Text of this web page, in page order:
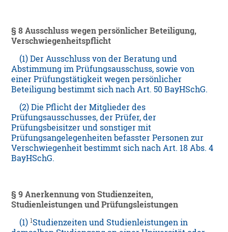
§ 8 Ausschluss wegen persönlicher Beteiligung,
Verschwiegenheitspflicht
(1) Der Ausschluss von der Beratung und
Abstimmung im Prüfungsausschuss, sowie von
einer Prüfungstätigkeit wegen persönlicher
Beteiligung bestimmt sich nach Art. 50 BayHSchG.
(2) Die Pflicht der Mitglieder des
Prüfungsausschusses, der Prüfer, der
Prüfungsbeisitzer und sonstiger mit
Prüfungsangelegenheiten befasster Personen zur
Verschwiegenheit bestimmt sich nach Art. 18 Abs. 4
BayHSchG.
§ 9 Anerkennung von Studienzeiten,
Studienleistungen und Prüfungsleistungen
(1)1Studienzeiten und Studienleistungen in